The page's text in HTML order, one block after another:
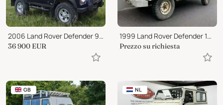
2006 Land Rover Defender 90 Soft Top Only 200 WorldWide
36 900 EUR
1999 Land Rover Defender 130 300TDi
Prezzo su richiesta
GB NL